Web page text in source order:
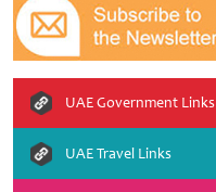
UAE Government Links
UAE Travel Links